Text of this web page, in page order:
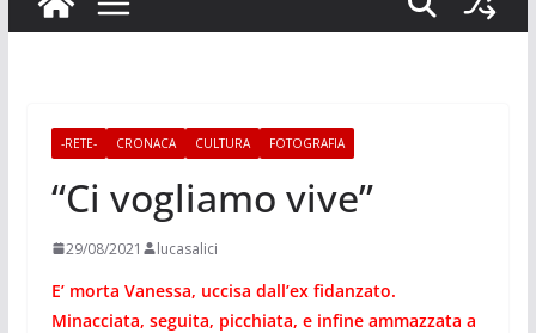
-RETE- CRONACA CULTURA FOTOGRAFIA
“Ci vogliamo vive”
29/08/2021 lucasalici
E’ morta Vanessa, uccisa dall’ex fidanzato.
Minacciata, seguita, picchiata, e infine ammazzata a